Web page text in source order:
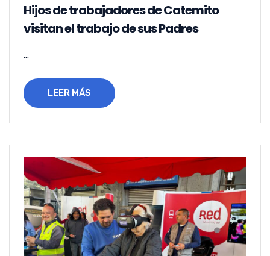
Hijos de trabajadores de Catemito
visitan el trabajo de sus Padres
...
LEER MÁS